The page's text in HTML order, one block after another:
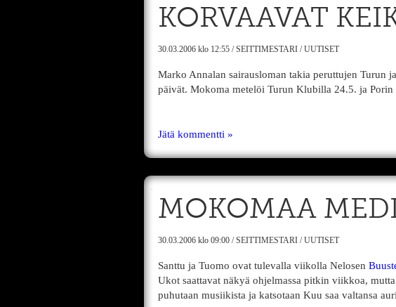
KORVAAVAT
30.03.2006 klo 12:55 /SEITTIMESTARI /UUTISET
Marko Annalan sairausloman takia peruttujen Turun
päivät. Mokoma metelöi Turun Klubilla 24.5. ja Porin
Jätä kommentti »
MOKOMAA
30.03.2006 klo 09:00 /SEITTIMESTARI /UUTISET
Santtu ja Tuomo ovat tulevalla viikolla Nelosen
Ukot saattavat näkyä ohjelmassa pitkin viikkoa,
puhutaan musiikista ja katsotaan Kuu saa valtansa